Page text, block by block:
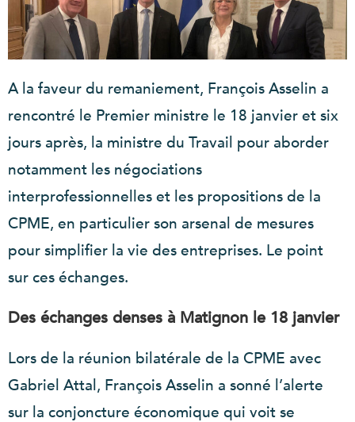
A la faveur du remaniement, François Asselin a
rencontré le Premier ministre le 18 janvier et six
jours après, la ministre du Travail pour aborder
notamment les négociations
interprofessionnelles et les propositions de la
CPME, en particulier son arsenal de mesures
pour simplifier la vie des entreprises. Le point
sur ces échanges.
Des échanges denses à Matignon le 18 janvier
Lors de la réunion bilatérale de la CPME avec
Gabriel Attal, François Asselin a sonné l’alerte
sur la conjoncture économique qui voit se